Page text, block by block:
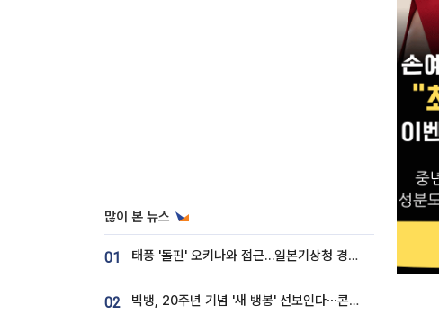
많이 본 뉴스
01 태풍 '돌핀' 오키나와 접근…일본기상청 경로 업데이트
02 빅뱅, 20주년 기념 '새 뱅봉' 선보인다⋯콘서트 앞두고 팝업 개최